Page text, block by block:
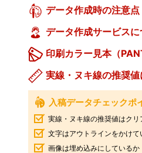
データ作成時の注意点
データ作成サービスに
印刷カラー見本（
実線・ヌキ線の推奨値
入稿データチェックポ
実線・ヌキ線の推奨値はクリ
文字はアウトラインをかけて
画像は埋め込みにしているか